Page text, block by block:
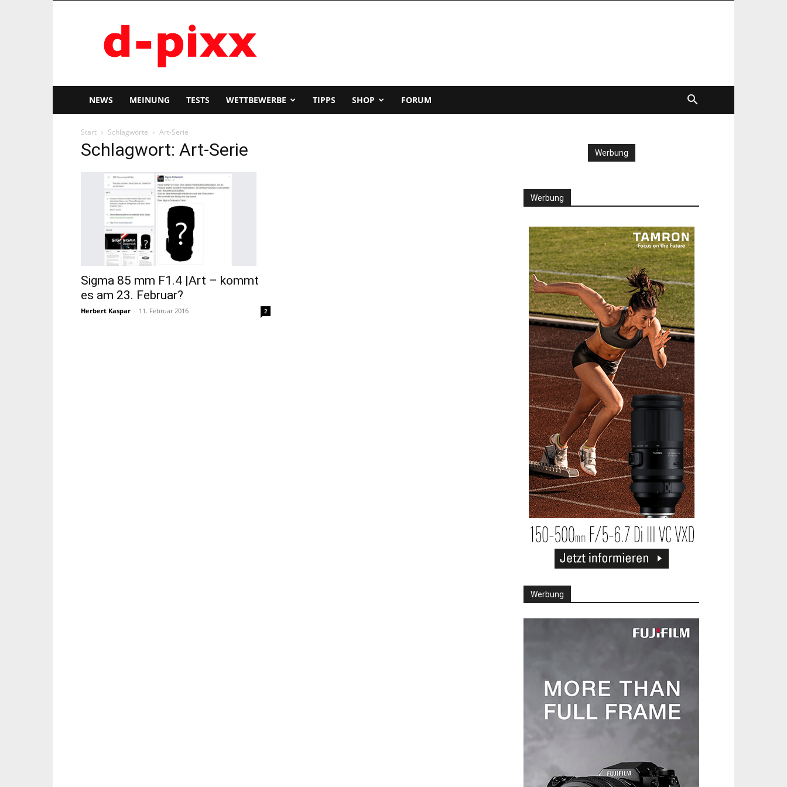
pixx
NEWS MEINUNG TESTS WETTBEWERBE TIPPS SHOP FORUM
Start Schlagworte Art-Serie
Schlagwort: Art-Serie
Sigma 85 mm F1.4 |Art – kommt
es am 23. Februar?
Herbert Kaspar - 11. Februar 2016 2
Werbung
Werbung
Werbung